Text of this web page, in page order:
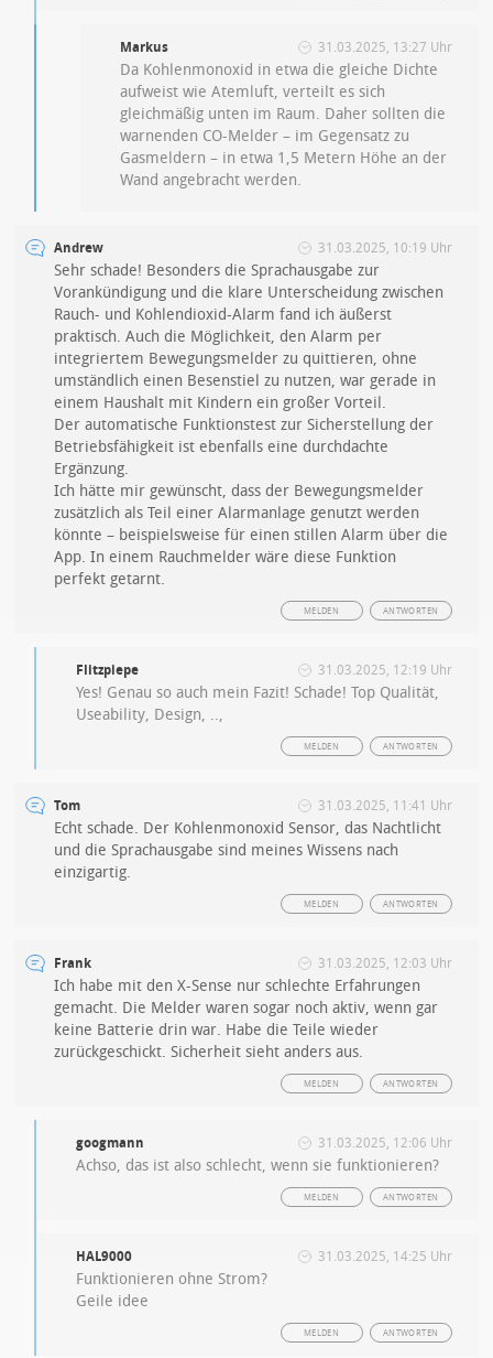
Markus 31.03.2025, 13:27 Uhr
Da Kohlenmonoxid in etwa die gleiche Dichte
aufweist wie Atemluft, verteilt es sich
gleichmäßig unten im Raum. Daher sollten die
warnenden CO-Melder – im Gegensatz zu
Gasmeldern – in etwa 1,5 Metern Höhe an der
Wand angebracht werden.
Andrew 31.03.2025, 10:19 Uhr
Sehr schade! Besonders die Sprachausgabe zur
Vorankündigung und die klare Unterscheidung zwischen
Rauch- und Kohlendioxid-Alarm fand ich äußerst
praktisch. Auch die Möglichkeit, den Alarm per
integriertem Bewegungsmelder zu quittieren, ohne
umständlich einen Besenstiel zu nutzen, war gerade in
einem Haushalt mit Kindern ein großer Vorteil.
Der automatische Funktionstest zur Sicherstellung der
Betriebsfähigkeit ist ebenfalls eine durchdachte
Ergänzung.
Ich hätte mir gewünscht, dass der Bewegungsmelder
zusätzlich als Teil einer Alarmanlage genutzt werden
könnte – beispielsweise für einen stillen Alarm über die
App. In einem Rauchmelder wäre diese Funktion
perfekt getarnt.
ANTWORTEN
MELDEN
Flitzpiepe 31.03.2025, 12:19 Uhr
Yes! Genau so auch mein Fazit! Schade! Top Qualität,
Useability, Design, ..,
ANTWORTEN
MELDEN
Tom 31.03.2025, 11:41 Uhr
Echt schade. Der Kohlenmonoxid Sensor, das Nachtlicht
und die Sprachausgabe sind meines Wissens nach
einzigartig.
ANTWORTEN
MELDEN
Frank 31.03.2025, 12:03 Uhr
Ich habe mit den X-Sense nur schlechte Erfahrungen
gemacht. Die Melder waren sogar noch aktiv, wenn gar
keine Batterie drin war. Habe die Teile wieder
zurückgeschickt. Sicherheit sieht anders aus.
ANTWORTEN
MELDEN
googmann 31.03.2025, 12:06 Uhr
Achso, das ist also schlecht, wenn sie funktionieren?
ANTWORTEN
MELDEN
HAL9000 31.03.2025, 14:25 Uhr
Funktionieren ohne Strom?
Geile idee
ANTWORTEN
MELDEN